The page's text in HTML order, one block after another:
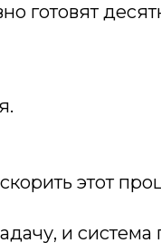
готовят
этот
и